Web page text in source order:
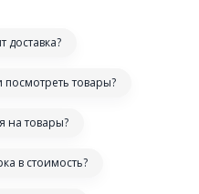
доставка?
товары?
на товары?
в стоимость?